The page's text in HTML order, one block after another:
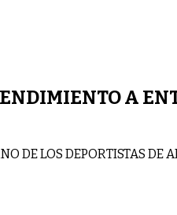
A
DE LOS DEPORTISTAS